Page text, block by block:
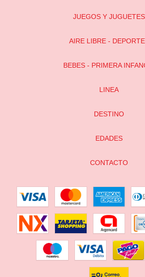
JUEGOS Y JUGUETES
AIRE LIBRE -
BEBES - PRIMERA
LINEA
DESTINO
EDADES
CONTACTO